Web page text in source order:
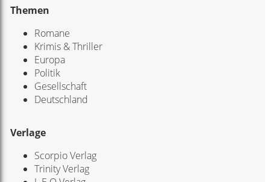
Themen
Romane
Krimis & Thriller
Europa
Politik
Gesellschaft
Deutschland
Verlage
Scorpio Verlag
Trinity Verlag